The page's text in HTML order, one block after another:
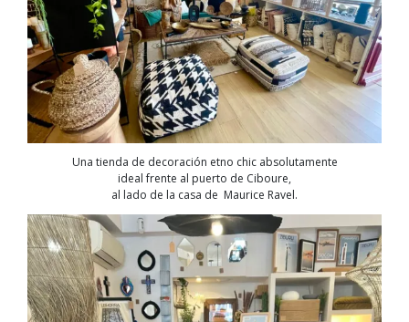
Una tienda de decoración etno chic absolutamente
ideal frente al puerto de Ciboure,
al lado de la casa de Maurice Ravel.